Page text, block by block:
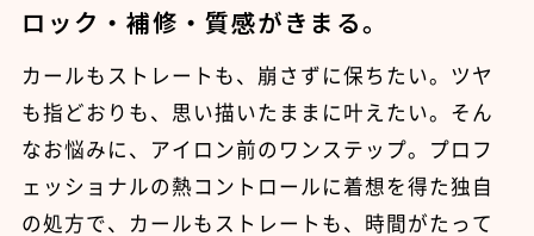
ロック・補修・質感がきまる。
カールもストレートも、崩さずに保ちたい。ツヤ
も指どおりも、思い描いたままに叶えたい。そん
なお悩みに、アイロン前のワンステップ。プロフ
ェッショナルの熱コントロールに着想を得た独自
の処方で、カールもストレートも、時間がたって